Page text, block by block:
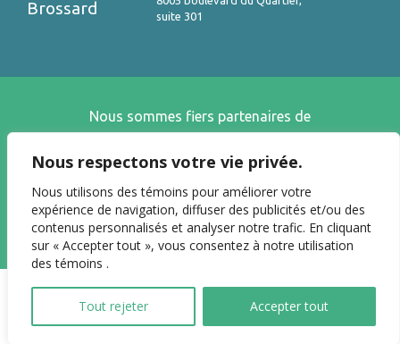
Nous respectons votre vie privée.
Nous utilisons des témoins pour améliorer votre
expérience de navigation, diffuser des publicités et/ou des
contenus personnalisés et analyser notre trafic. En cliquant
sur « Accepter tout », vous consentez à notre utilisation
des témoins .
Tout rejeter Accepter tout
Brossard
suite 301
Nous sommes fiers partenaires de
© MultiD. Tous droits réservés 2026.